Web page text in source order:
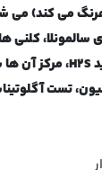
می کند) می
سالمونلا،
، مرکز آن
تست